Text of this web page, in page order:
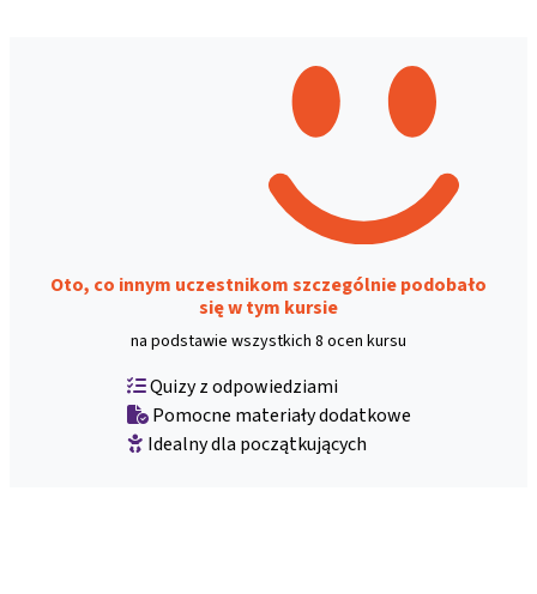
Oto, co innym uczestnikom szczególnie podobało
się w tym kursie
na podstawie wszystkich 8 ocen kursu
Quizy z odpowiedziami
Pomocne materiały dodatkowe
Idealny dla początkujących